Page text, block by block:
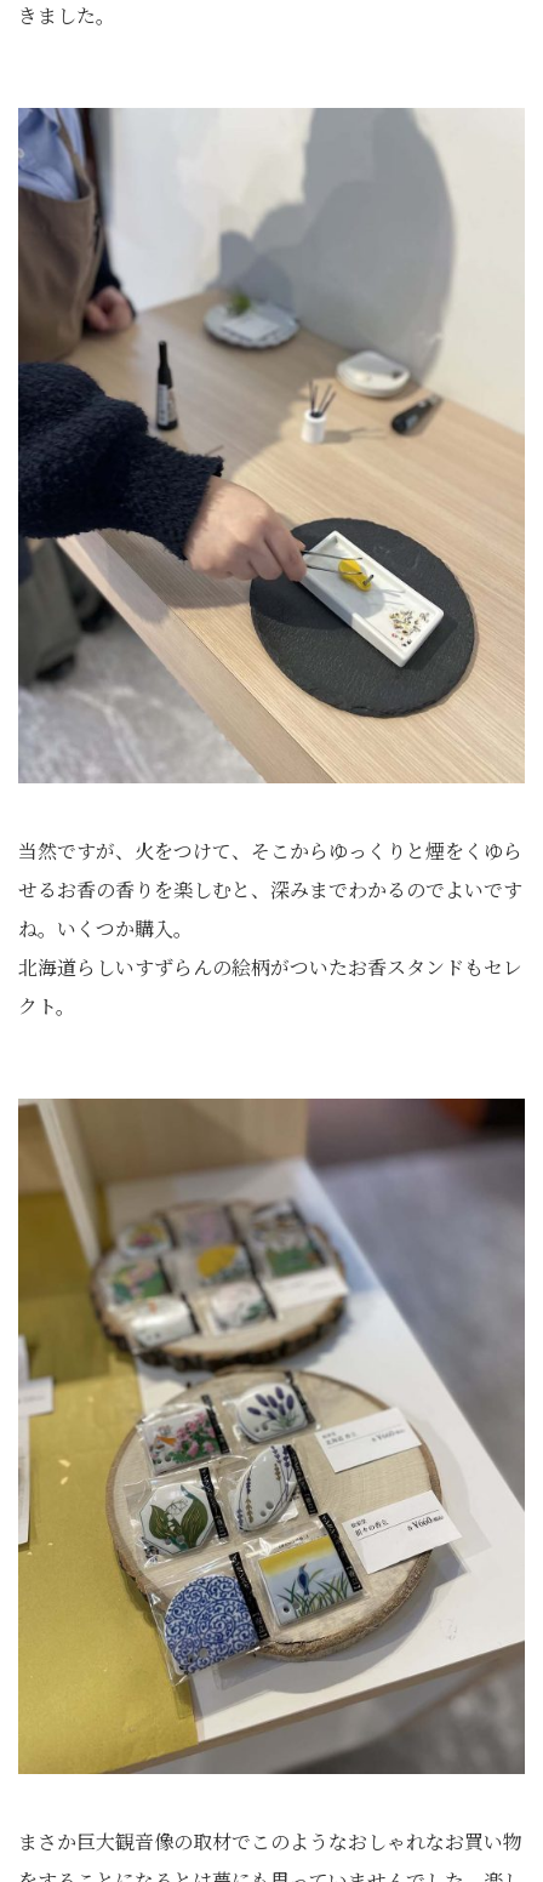
きました。
当然ですが、火をつけて、そこからゆっくりと煙をくゆら
せるお香の香りを楽しむと、深みまでわかるのでよいです
ね。いくつか購入。
北海道らしいすずらんの絵柄がついたお香スタンドもセレ
クト。
まさか巨大観音像の取材でこのようなおしゃれなお買い物